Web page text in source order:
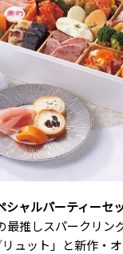
シャルパーティー
最推しスパークリン
ュット」と新作・